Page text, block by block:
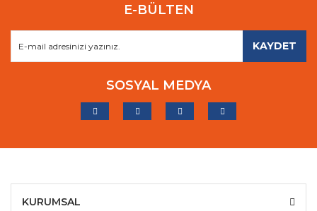
E-BÜLTEN
KAYDET
SOSYAL MEDYA
KURUMSAL